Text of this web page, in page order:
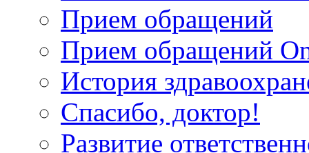
Прием обращений
Прием обращений
История
Спасибо, доктор!
Развитие